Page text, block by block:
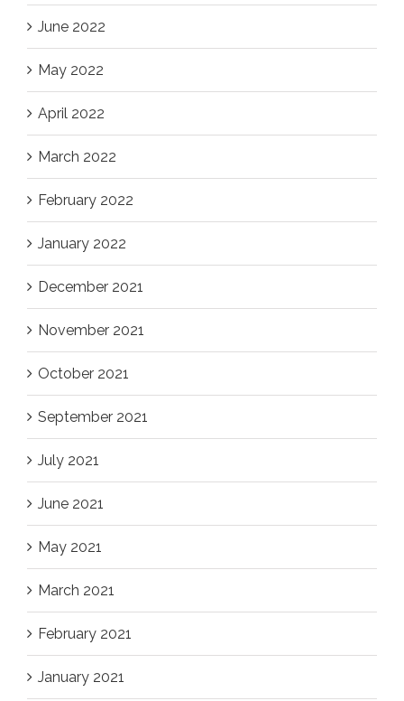
June 2022
May 2022
April 2022
March 2022
February 2022
January 2022
December 2021
November 2021
October 2021
September 2021
July 2021
June 2021
May 2021
March 2021
February 2021
January 2021